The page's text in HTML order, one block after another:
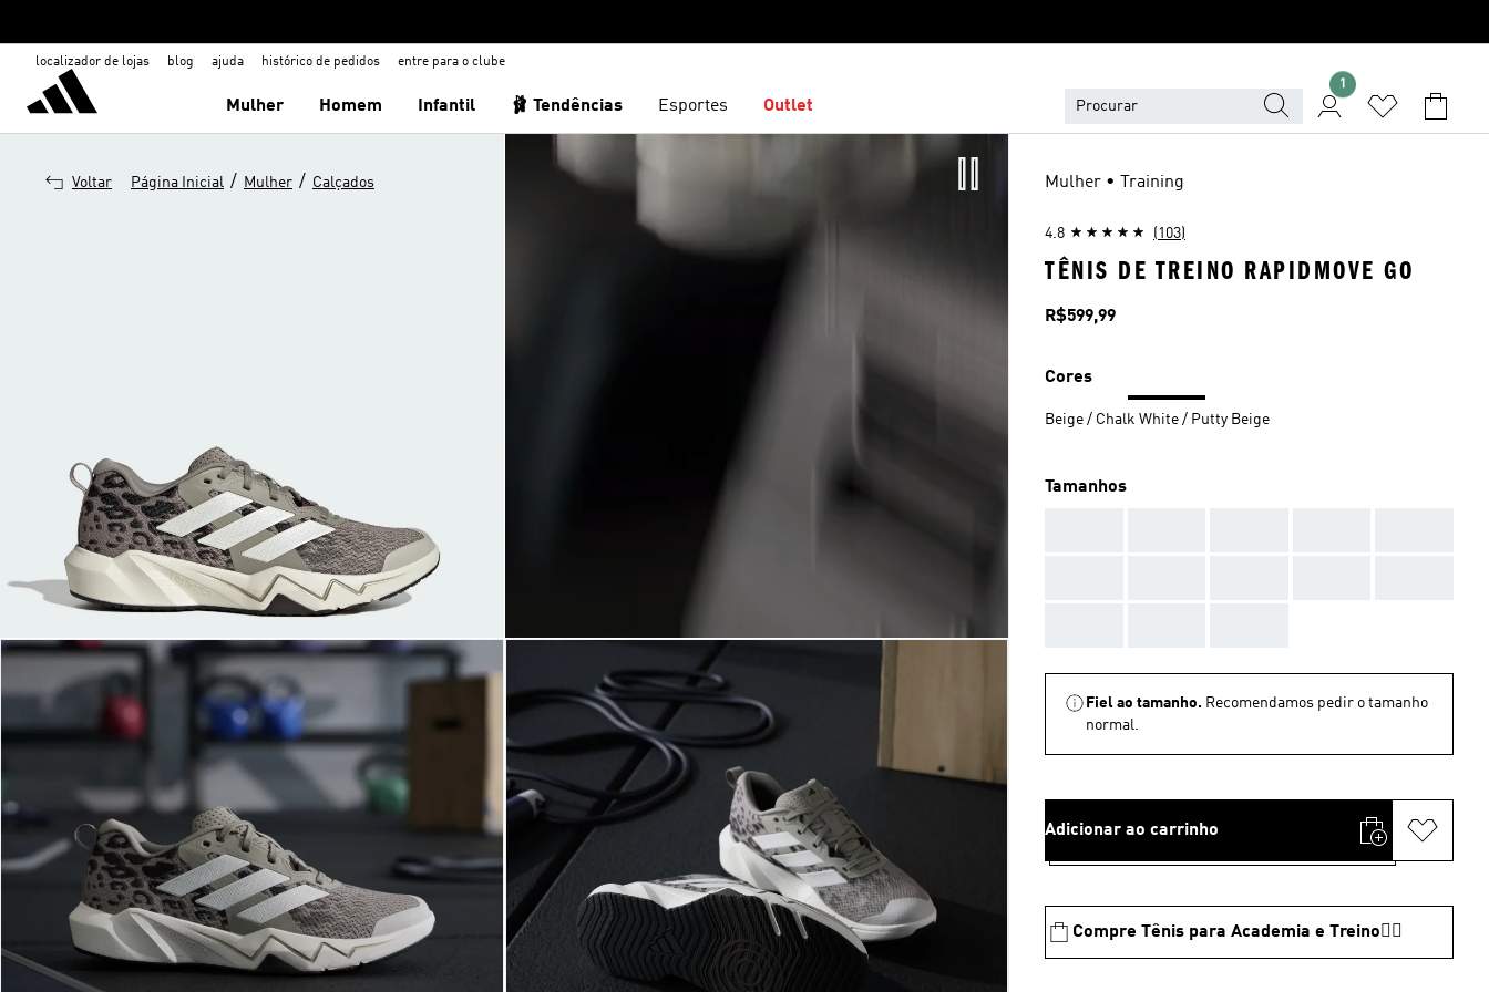
localizador de lojas blog ajuda histórico de pedidos entre para o clube
Mulher Homem Infantil 🩰 Tendências Esportes Outlet
1
Voltar Página Inicial / Mulher / Calçados Mulher • Training
4.8 (103)
TÊNIS DE TREINO RAPIDMOVE GO
Preço
R$599,99
Cores
Beige / Chalk White / Putty Beige
Tamanhos
Fiel ao tamanho. Recomendamos pedir o tamanho
normal.
Adicionar ao carrinho
Compre Tênis para Academia e Treino🏋️‍♂️